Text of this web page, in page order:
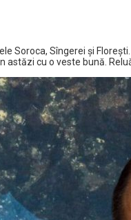
Soroca, Sîngerei și
cu o veste bună.